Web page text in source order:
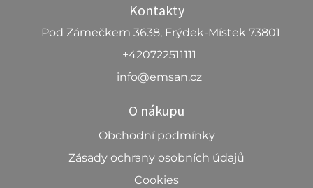
Kontakty
Pod Zámečkem 3638, Frýdek-Místek 73801
+420722511111
info@emsan.cz
O nákupu
Obchodní podmínky
Zásady ochrany osobních údajů
Cookies